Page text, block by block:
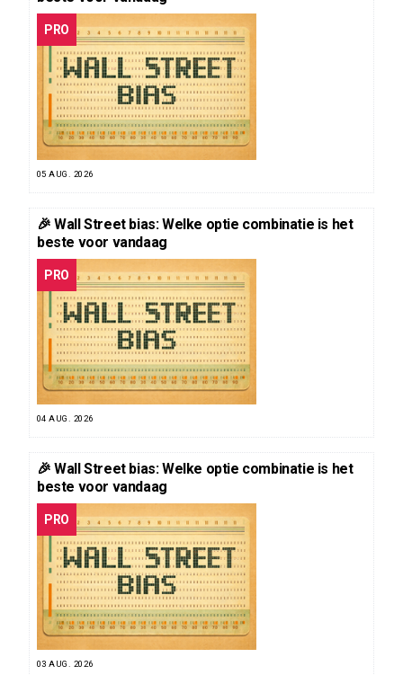
PRO
05 AUG. 2026
🎉 Wall Street bias: Welke optie combinatie is het
beste voor vandaag
PRO
04 AUG. 2026
🎉 Wall Street bias: Welke optie combinatie is het
beste voor vandaag
PRO
03 AUG. 2026